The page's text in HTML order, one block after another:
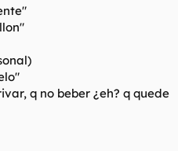
q no beber ¿eh? q quede